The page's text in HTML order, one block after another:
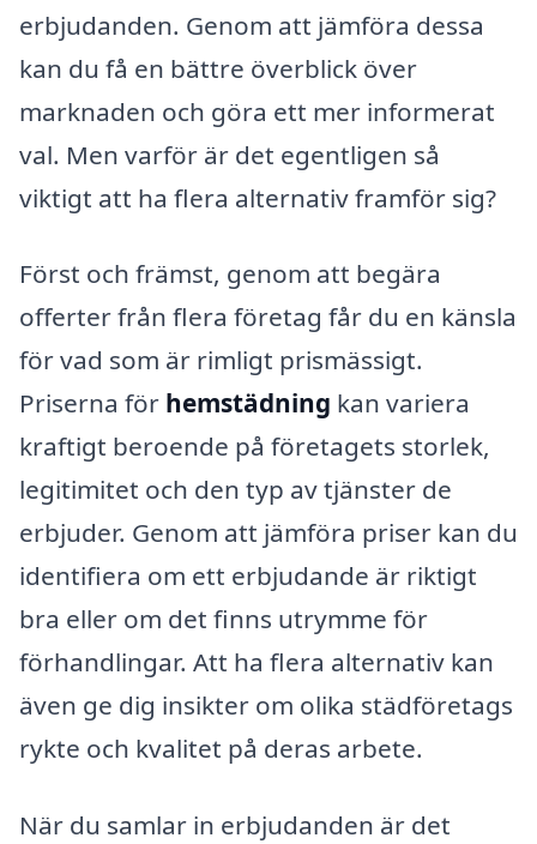
erbjudanden. Genom att jämföra dessa
kan du få en bättre överblick över
marknaden och göra ett mer informerat
val. Men varför är det egentligen så
viktigt att ha flera alternativ framför sig?
Först och främst, genom att begära
offerter från flera företag får du en känsla
för vad som är rimligt prismässigt.
Priserna för hemstädning kan variera
kraftigt beroende på företagets storlek,
legitimitet och den typ av tjänster de
erbjuder. Genom att jämföra priser kan du
identifiera om ett erbjudande är riktigt
bra eller om det finns utrymme för
förhandlingar. Att ha flera alternativ kan
även ge dig insikter om olika städföretags
rykte och kvalitet på deras arbete.
När du samlar in erbjudanden är det